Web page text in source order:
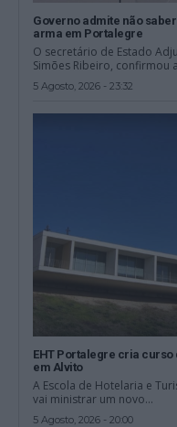
Governo admite não
arma em Portalegre
O secretário de Estado
Simões Ribeiro, confirmou
5 Agosto, 2026 - 23:32
EHT Portalegre cria
em Alvito
A Escola de Hotelaria e
vai ministrar um novo...
5 Agosto, 2026 - 20:00